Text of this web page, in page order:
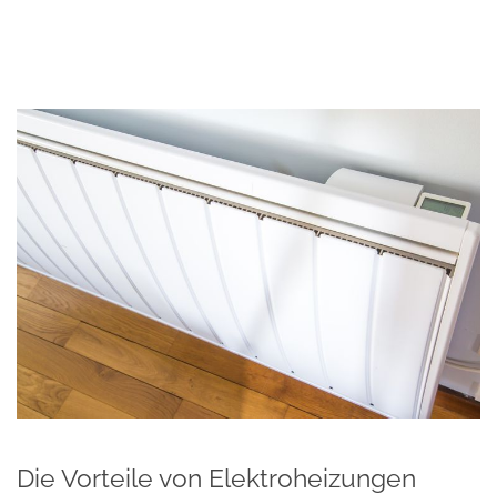
Die Vorteile von Elektroheizungen